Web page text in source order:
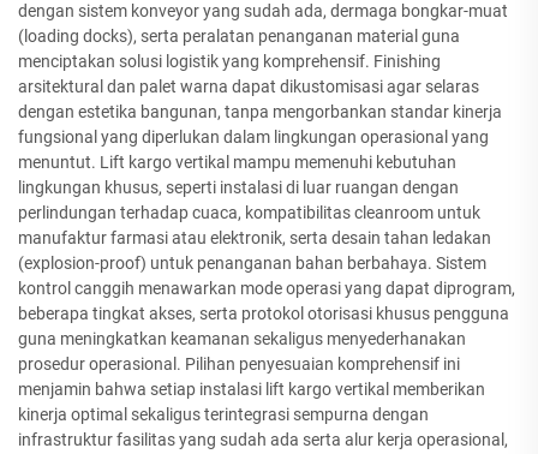
dengan sistem konveyor yang sudah ada, dermaga bongkar-muat
(loading docks), serta peralatan penanganan material guna
menciptakan solusi logistik yang komprehensif. Finishing
arsitektural dan palet warna dapat dikustomisasi agar selaras
dengan estetika bangunan, tanpa mengorbankan standar kinerja
fungsional yang diperlukan dalam lingkungan operasional yang
menuntut. Lift kargo vertikal mampu memenuhi kebutuhan
lingkungan khusus, seperti instalasi di luar ruangan dengan
perlindungan terhadap cuaca, kompatibilitas cleanroom untuk
manufaktur farmasi atau elektronik, serta desain tahan ledakan
(explosion-proof) untuk penanganan bahan berbahaya. Sistem
kontrol canggih menawarkan mode operasi yang dapat diprogram,
beberapa tingkat akses, serta protokol otorisasi khusus pengguna
guna meningkatkan keamanan sekaligus menyederhanakan
prosedur operasional. Pilihan penyesuaian komprehensif ini
menjamin bahwa setiap instalasi lift kargo vertikal memberikan
kinerja optimal sekaligus terintegrasi sempurna dengan
infrastruktur fasilitas yang sudah ada serta alur kerja operasional,